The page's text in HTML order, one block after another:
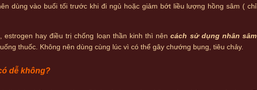
dùng vào buổi tối trước khi đi ngủ hoặc giảm bớt liều lượng hồng sâm ( chỉ
hay điều trị chống loạn thần kinh thì nêncách sử dụng nhân sâm
thuốc. Không nên dùng cùng lúc vì có thể gây chướng bụng, tiêu chảy.
dễ không?